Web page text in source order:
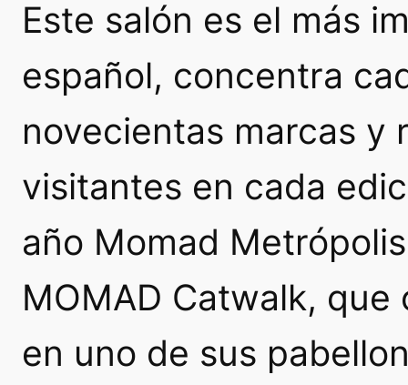
Este salón es el más
español, concentra
novecientas marcas y
visitantes en cada
año Momad
MOMAD Catwalk,
en uno de sus